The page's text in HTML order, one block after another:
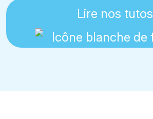
Lire nos tutos